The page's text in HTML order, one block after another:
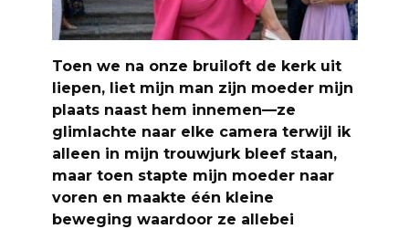
Toen we na onze bruiloft de kerk uit
liepen, liet mijn man zijn moeder mijn
plaats naast hem innemen—ze
glimlachte naar elke camera terwijl ik
alleen in mijn trouwjurk bleef staan,
maar toen stapte mijn moeder naar
voren en maakte één kleine
beweging waardoor ze allebei